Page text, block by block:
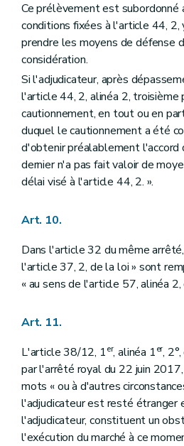
Ce prélèvement est subordonné
conditions fixées à l'article 44, 2,
prendre les moyens de défense
considération.
Si l'adjudicateur, après
l'article 44, 2, alinéa 2, troisième
cautionnement, en tout ou en
duquel le cautionnement a été
d'obtenir préalablement l'accord
dernier n'a pas fait valoir de
délai visé à l'article 44, 2. ».
Art. 10.
Dans l'article 32 du même
l'article 37, 2, de la loi » sont
« au sens de l'article 57, alinéa 2,
Art. 11.
L'article 38/12, 1er, alinéa 1er,
par l'arrêté royal du 22 juin
mots « ou à d'autres
l'adjudicateur est resté étranger
l'adjudicateur, constituent un
l'exécution du marché à ce